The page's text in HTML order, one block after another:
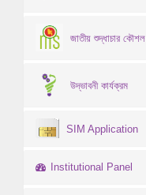
জাতীয় শুদ্ধাচার কৌশল
উদ্ভাবনী কার্যক্রম
SIM Application
Institutional Panel